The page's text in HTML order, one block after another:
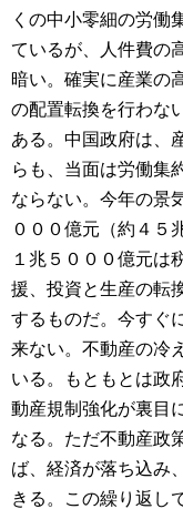
くの中小零細の労働
ているが、人件費の
暗い。確実に産業の
の配置転換を行わな
ある。中国政府は、
らも、当面は労働集
ならない。今年の景
０００億元（約４５
１兆５０００億元は
援、投資と生産の転
するものだ。今すぐ
来ない。不動産の冷
いる。もともとは政
動産規制強化が裏目
なる。ただ不動産政
ば、経済が落ち込み
きる。この繰り返し